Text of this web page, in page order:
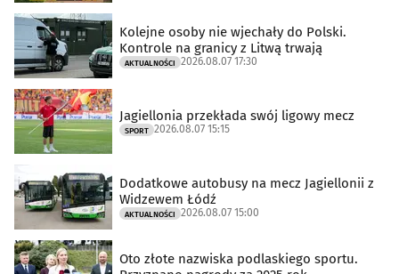
Kolejne osoby nie wjechały do Polski.
Kontrole na granicy z Litwą trwają
AKTUALNOŚCI 2026.08.07 17:30
Jagiellonia przekłada swój ligowy mecz
SPORT 2026.08.07 15:15
Dodatkowe autobusy na mecz Jagiellonii z
Widzewem Łódź
AKTUALNOŚCI 2026.08.07 15:00
Oto złote nazwiska podlaskiego sportu.